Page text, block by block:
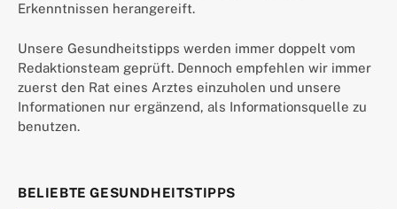
Erkenntnissen herangereift.
Unsere Gesundheitstipps werden immer doppelt vom
Redaktionsteam geprüft. Dennoch empfehlen wir immer
zuerst den Rat eines Arztes einzuholen und unsere
Informationen nur ergänzend, als Informationsquelle zu
benutzen.
BELIEBTE GESUNDHEITSTIPPS